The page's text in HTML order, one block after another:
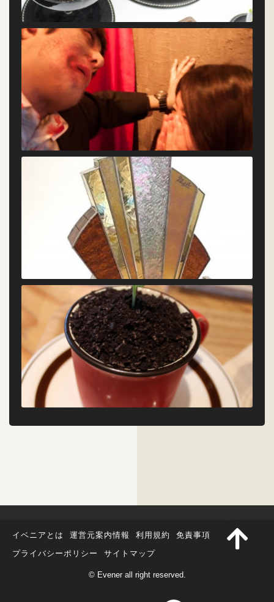
イベニアとは 運営元案内情報 利用規約
免責事項
プライバシーポリシー
サイトマップ
© Evener all right reserved.